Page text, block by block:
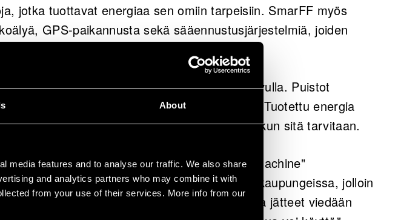
About
media features and to analyse our traffic. We also share
and analytics partners who may combine it with
from your use of their services. More info from our
jotka tuottavat energiaa sen omiin tarpeisiin. SmarFF myös
GPS-paikannusta sekä sääennustusjärjestelmiä, joiden
sähköä afrikkalaisiin kyliin energiapuistojen avulla. Puistot
muuntamalla lasten liikkumisen sähköksi. Tuotettu energia
joiden avulla sähkö voidaan käyttää, kun sitä tarvitaan.
FURM "Flying Universal Recycle Machine"
varastoimisen talojen katoille suurissa kaupungeissa, jolloin
tila jää muuhun käyttöön. Rakennusten katoilta jätteet viedään